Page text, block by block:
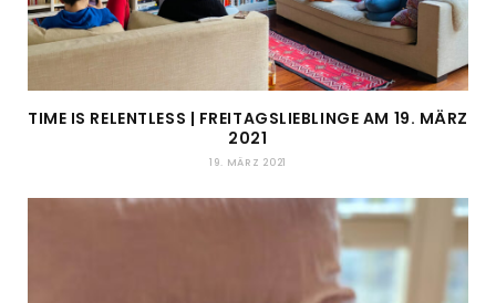
TIME IS RELENTLESS | FREITAGSLIEBLINGE AM 19. MÄRZ
2021
19. MÄRZ 2021